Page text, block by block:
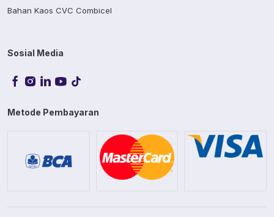
Bahan Kaos CVC Combicel
Sosial Media
Metode Pembayaran